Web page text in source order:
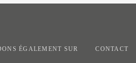
ÉGALEMENT SUR
CONTACT